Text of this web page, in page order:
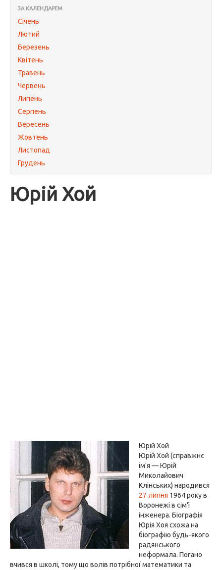
ЗА КАЛЕНДАРЕМ
Січень
Лютий
Березень
Квітень
Травень
Червень
Липень
Серпень
Вересень
Жовтень
Листопад
Грудень
Юрій Хой
Юрій Хой
Юрій Хой (справжнє
ім'я — Юрій
Миколайович
Клінських) народився
27 липня 1964 року в
Воронежі в сім'ї
інженера. Біографія
Юрія Хоя схожа на
біографію будь-якого
радянського
неформала. Погано
вчився в школі, тому що волів потрібної математики та